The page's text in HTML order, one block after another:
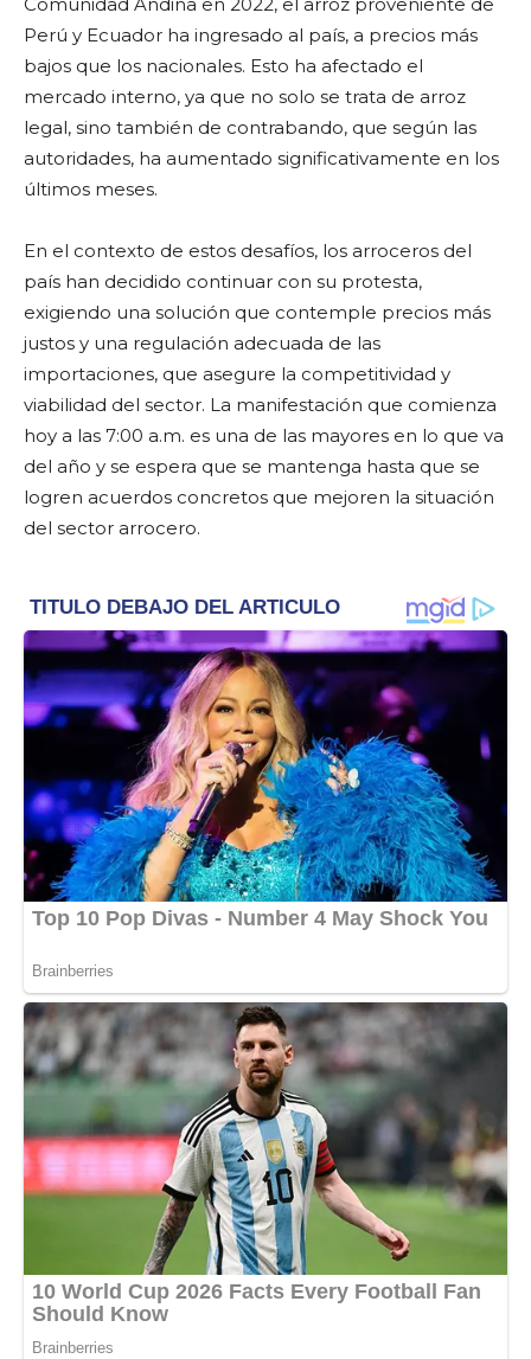
Comunidad Andina en 2022, el arroz proveniente de
Perú y Ecuador ha ingresado al país, a precios más
bajos que los nacionales. Esto ha afectado el
mercado interno, ya que no solo se trata de arroz
legal, sino también de contrabando, que según las
autoridades, ha aumentado significativamente en los
últimos meses.
En el contexto de estos desafíos, los arroceros del
país han decidido continuar con su protesta,
exigiendo una solución que contemple precios más
justos y una regulación adecuada de las
importaciones, que asegure la competitividad y
viabilidad del sector. La manifestación que comienza
hoy a las 7:00 a.m. es una de las mayores en lo que va
del año y se espera que se mantenga hasta que se
logren acuerdos concretos que mejoren la situación
del sector arrocero.